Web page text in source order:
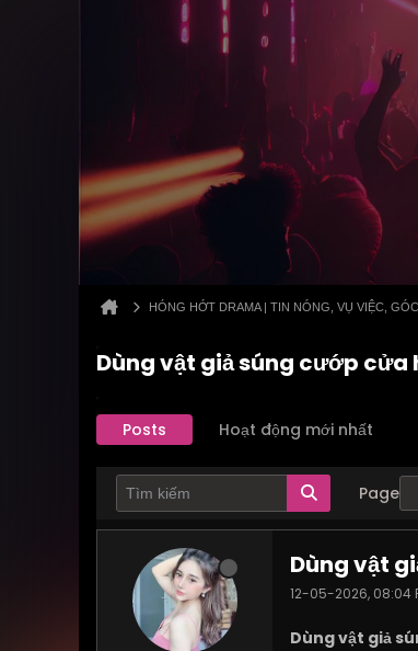
HÓNG HỚT DRAMA | TIN NÓNG, VỤ VIỆC,
Dùng vật giả súng cướp
Posts Hoạt động mới nhất
Page
Dùng vật
12-05-2026, 08:04
Dùng vật giả